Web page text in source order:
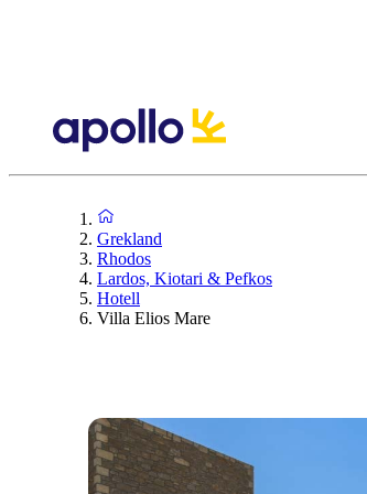
Grekland
Rhodos
Lardos, Kiotari & Pefkos
Hotell
Villa Elios Mare